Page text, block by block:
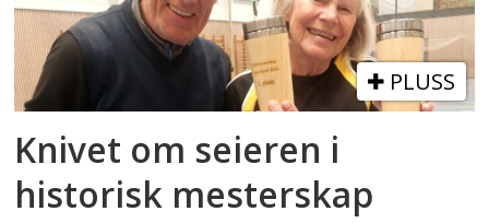
PLUSS
Knivet om seieren i
historisk mesterskap